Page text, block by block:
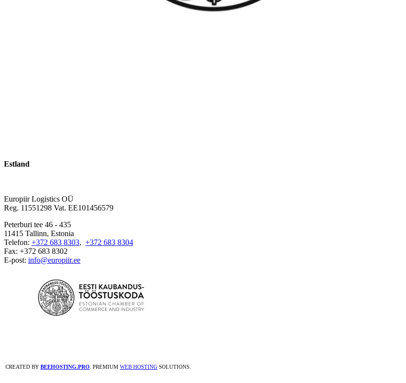
Estland
Europiir Logistics OÜ
Reg. 11551298 Vat. EE101456579
Peterburi tee 46 - 435
11415 Tallinn, Estonia
Telefon: +372 683 8303, +372 683 8304
Fax: +372 683 8302
E-post: info@europiir.ee
CREATED BY BEEHOSTING.PRO. PREMIUM WEB HOSTING SOLUTIONS.